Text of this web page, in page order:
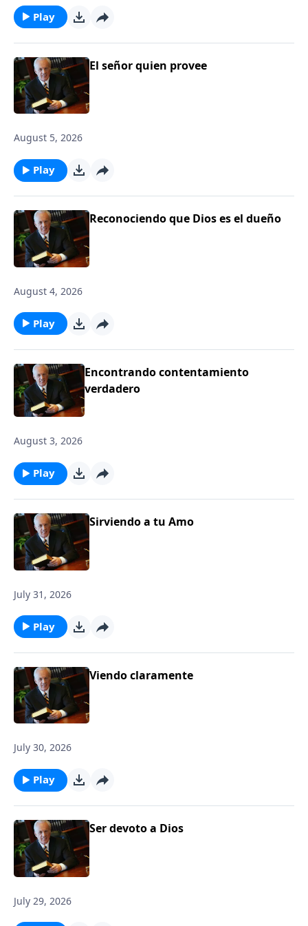
Play
El señor quien provee
August 5, 2026
Play
Reconociendo que Dios es el dueño
August 4, 2026
Play
Encontrando contentamiento
verdadero
August 3, 2026
Play
Sirviendo a tu Amo
July 31, 2026
Play
Viendo claramente
July 30, 2026
Play
Ser devoto a Dios
July 29, 2026